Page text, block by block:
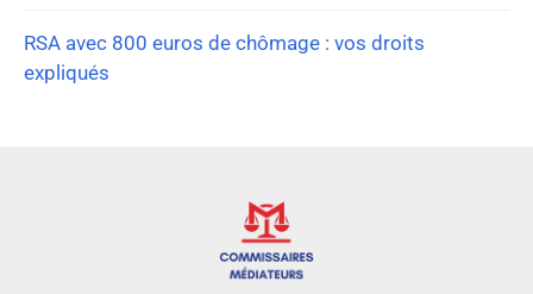
RSA avec 800 euros de chômage : vos droits
expliqués